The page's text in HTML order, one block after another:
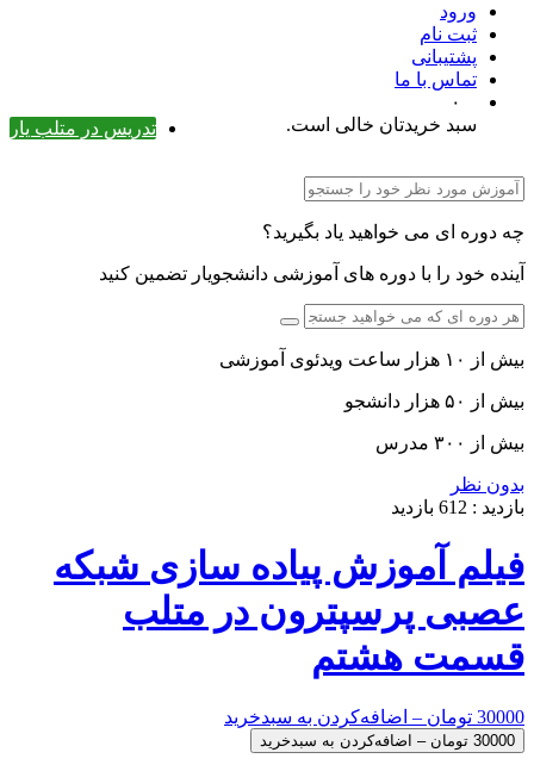
ورود
ثبت نام
پشتیبانی
تماس با ما
۰
تدریس در متلب یار
سبد خریدتان خالی است.
چه دوره ای می خواهید یاد بگیرید؟
آینده خود را با دوره های آموزشی دانشجویار تضمین کنید
بیش از ۱۰ هزار ساعت ویدئوی آموزشی
بیش از ۵۰ هزار دانشجو
بیش از ۳۰۰ مدرس
بدون نظر
بازدید : 612 بازدید
فیلم آموزش پیاده سازی شبکه
عصبی پرسپترون در متلب
قسمت هشتم
30000 تومان – اضافه‌کردن به سبدخرید